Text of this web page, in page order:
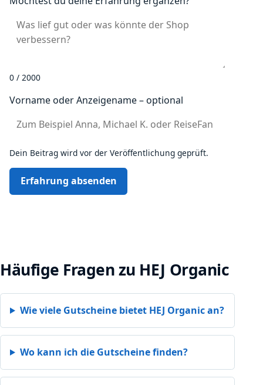
0 / 2000
Vorname oder Anzeigename – optional
Dein Beitrag wird vor der Veröffentlichung geprüft.
Erfahrung absenden
Häufige Fragen zu HEJ Organic
Wie viele Gutscheine bietet HEJ Organic an?
Wo kann ich die Gutscheine finden?